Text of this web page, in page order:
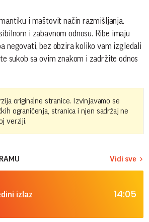
i maštovit način razmišljanja.
i zabavnom odnosu. Ribe imaju
negovati, bez obzira koliko vam izgledali
sukob sa ovim znakom i zadržite odnos
originalne stranice. Izvinjavamo se
ograničenja, stranica i njen sadržaj ne
verziji.
Vidi sve
izlaz 14:05